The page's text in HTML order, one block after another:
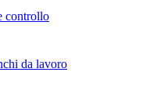
controllo
da lavoro